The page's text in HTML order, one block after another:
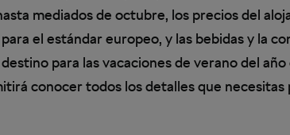
mediados de octubre, los precios del
el estándar europeo, y las bebidas y la
para las vacaciones de verano del año
conocer todos los detalles que